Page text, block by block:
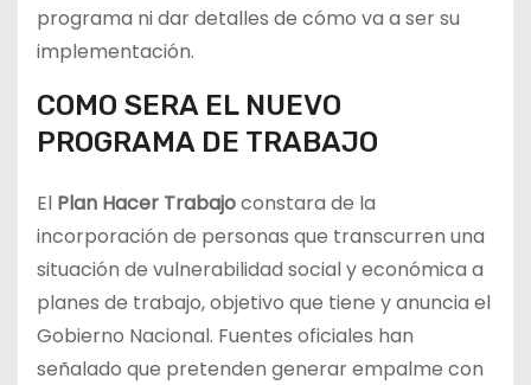
programa ni dar detalles de cómo va a ser su
implementación.
COMO SERA EL NUEVO
PROGRAMA DE TRABAJO
El Plan Hacer Trabajoconstara de la
incorporación de personas que transcurren una
situación de vulnerabilidad social y económica a
planes de trabajo, objetivo que tiene y anuncia el
Gobierno Nacional. Fuentes oficiales han
señalado que pretenden generar empalme con